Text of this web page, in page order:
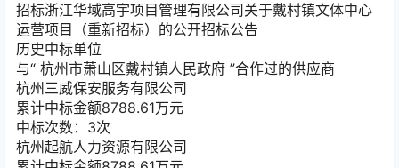
招标浙江华域高宇项目管理有限公司关于戴村镇文体中心
运营项目（重新招标）的公开招标公告
历史中标单位
与“ 杭州市萧山区戴村镇人民政府 ”合作过的供应商
杭州三威保安服务有限公司
累计中标金额8788.61万元
中标次数：3次
杭州起航人力资源有限公司